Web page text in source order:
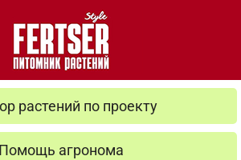
растений по проекту
Помощь агронома